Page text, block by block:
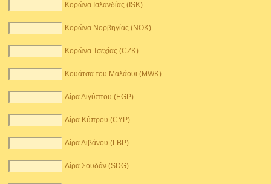
Κορώνα Ισλανδίας (ISK)
Κορώνα Νορβηγίας (NOK)
Κορώνα Τσεχίας (CZK)
Κουάτσα του Μαλάουι (MWK)
Λίρα Αιγύπτου (EGP)
Λίρα Κύπρου (CYP)
Λίρα Λιβάνου (LBP)
Λίρα Σουδάν (SDG)